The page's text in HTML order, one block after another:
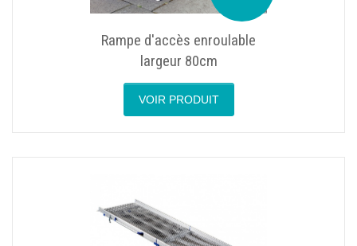
Rampe d'accès enroulable
largeur 80cm
VOIR PRODUIT